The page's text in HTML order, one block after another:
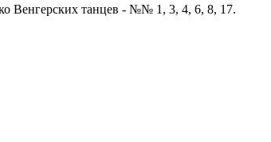
Венгерских танцев - №№ 1, 3, 4, 6, 8, 17.